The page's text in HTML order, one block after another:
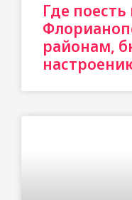
Где поесть
районам,